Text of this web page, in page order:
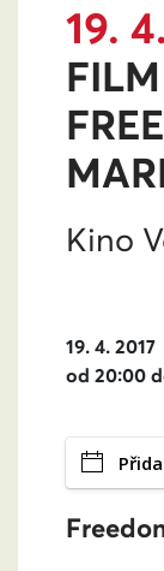
19. 4.
Kino
19. 4. 2017
od 20:00